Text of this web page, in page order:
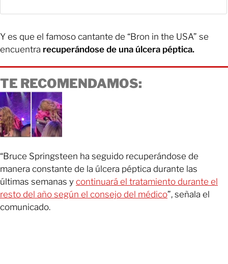
Y es que el famoso cantante de “Bron in the USA” se
encuentra recuperándose de una úlcera péptica.
TE RECOMENDAMOS:
“Bruce Springsteen ha seguido recuperándose de
manera constante de la úlcera péptica durante las
últimas semanas y continuará el tratamiento durante el
resto del año según el consejo del médico”, señala el
comunicado.